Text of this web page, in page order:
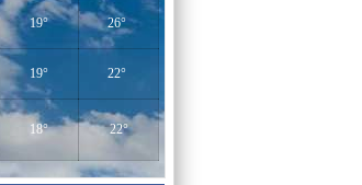
Çelebi
19° 26°
19° 22°
18° 22°